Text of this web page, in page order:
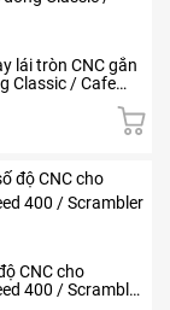
lái tròn CNC gắn
Classic / Cafe
CNC cho
400 / Scrambler